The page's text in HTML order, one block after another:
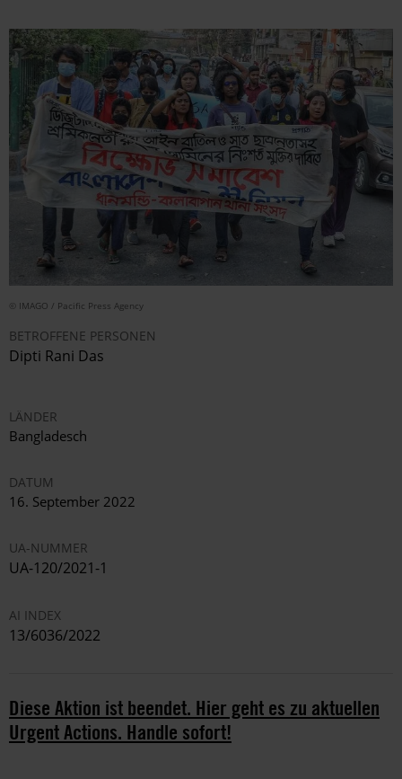
© IMAGO / Pacific Press Agency
BETROFFENE PERSONEN
Dipti Rani Das
LÄNDER
Bangladesch
DATUM
16. September 2022
UA-NUMMER
UA-120/2021-1
AI INDEX
13/6036/2022
Diese Aktion ist beendet. Hier geht es zu aktuellen
Urgent Actions. Handle sofort!